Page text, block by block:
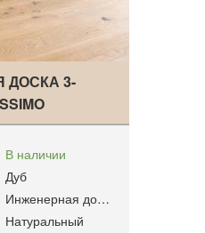
3-
В наличии
Дуб
Инженерная доска
Натуральный